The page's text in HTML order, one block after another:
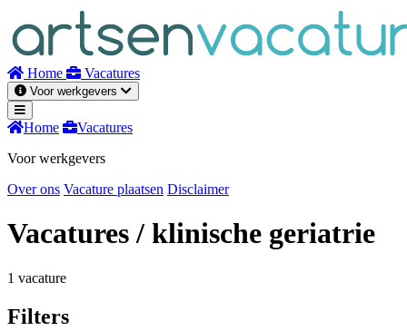
inhoud
Home Vacatures
Voor werkgevers
Home
Vacatures
Voor werkgevers
Over ons Vacature plaatsen Disclaimer
Vacatures/ klinische geriatrie
1 vacature
Filters